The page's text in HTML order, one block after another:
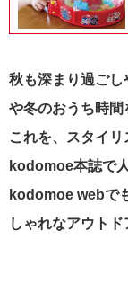
秋も深まり過ご
や冬のおうち時
これを、スタイリ
kodomoe本誌で
kodomoe webで
しゃれなアウトド